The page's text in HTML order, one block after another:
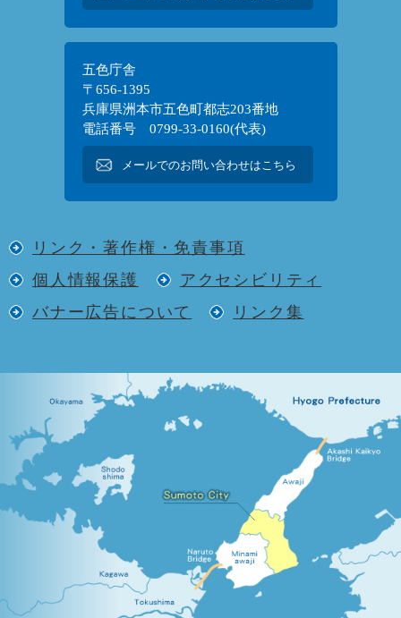
五色庁舎
〒656-1395
兵庫県洲本市五色町都志203番地
電話番号 0799-33-0160(代表)
メールでのお問い合わせはこちら
リンク・著作権・免責事項
個人情報保護
アクセシビリティ
バナー広告について
リンク集